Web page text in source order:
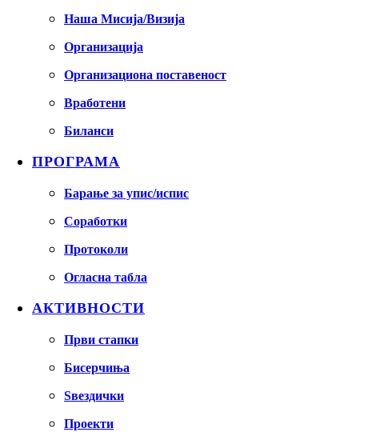
Наша Мисија/Визија
Организација
Организациона поставеност
Вработени
Биланси
ПРОГРАМА
Барање за упис/испис
Соработки
Протоколи
Огласна табла
АКТИВНОСТИ
Први стапки
Бисерчиња
Ѕвездички
Проекти